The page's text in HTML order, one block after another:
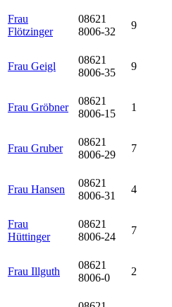
Frau
Flötzinger
08621
8006-32
9
Frau Geigl
08621
8006-35
9
Frau Gröbner
08621
8006-15
1
Frau Gruber
08621
8006-29
7
Frau Hansen
08621
8006-31
4
Frau
Hüttinger
08621
8006-24
7
Frau Illguth
08621
8006-0
2